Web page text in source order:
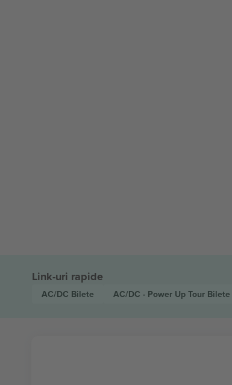
Link-uri rapide
AC/DC Bilete AC/DC - Power Up Tour Bilete